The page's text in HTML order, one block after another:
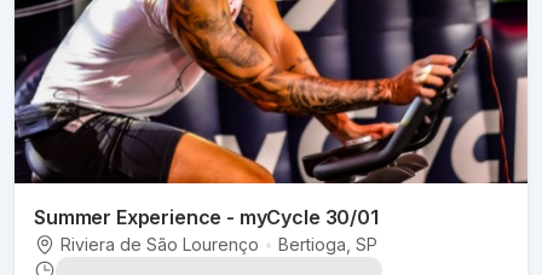
Summer Experience - myCycle 30/01
Riviera de São Lourenço • Bertioga , SP